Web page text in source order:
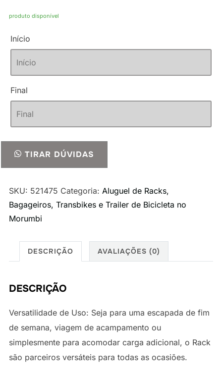
produto disponível
Início
Final
Wingbar
para
Jeep
quantidade
TIRAR DÚVIDAS
SKU: 521475 Categoria: Aluguel de Racks,
Bagageiros, Transbikes e Trailer de Bicicleta no
Morumbi
DESCRIÇÃO AVALIAÇÕES (0)
DESCRIÇÃO
Versatilidade de Uso: Seja para uma escapada de fim
de semana, viagem de acampamento ou
simplesmente para acomodar carga adicional, o Rack
são parceiros versáteis para todas as ocasiões.